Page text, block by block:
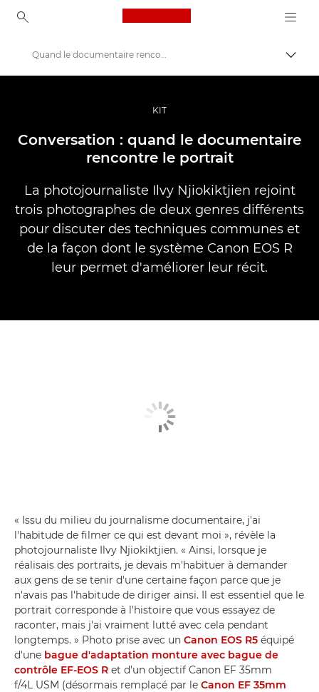
Canon Logo, back to
Vidéo et photographie professionnelles
Histoires
Quand le documentaire rencontre le portrait
KIT
Conversation : quand le documentaire
rencontre le portrait
La photojournaliste Ilvy Njiokiktjien rejoint
trois photographes de deux genres différents
pour discuter des techniques communes et
de la façon dont le système Canon EOS R
leur permet d'améliorer leur récit.
« Issu du milieu du journalisme documentaire, j'ai
l'habitude de filmer ce qui est devant moi », révèle la
photojournaliste Ilvy Njiokiktjien. « Ainsi, lorsque je
réalisais des portraits, je devais m'habituer à demander
aux gens de se tenir d'une certaine façon parce que je
n'avais pas l'habitude de diriger ainsi. Il est essentiel que le
portrait corresponde à l'histoire que vous essayez de
raconter, mais j'ai vraiment lutté avec cela pendant
longtemps. » Photo prise avec un Canon EOS R5 équipé
d'une bague d'adaptation monture avec bague de
contrôle EF-EOS R et d'un objectif Canon EF 35mm
f/4L USM (désormais remplacé par le Canon EF 35mm